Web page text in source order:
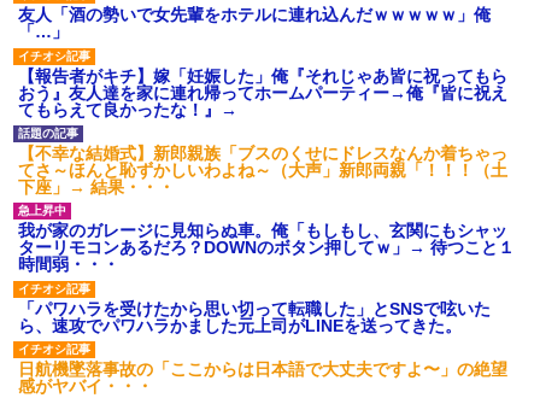
友人「酒の勢いで女先輩をホテルに連れ込んだｗｗｗｗｗ」俺
「…」
【報告者がキチ】嫁「妊娠した」俺『それじゃあ皆に祝ってもら
おう』友人達を家に連れ帰ってホームパーティー→俺『皆に祝え
てもらえて良かったな！』→
【不幸な結婚式】新郎親族「ブスのくせにドレスなんか着ちゃっ
てさ～ほんと恥ずかしいわよね～（大声」新郎両親「！！！（土
下座」→ 結果・・・
我が家のガレージに見知らぬ車。俺「もしもし、玄関にもシャッ
ターリモコンあるだろ？DOWNのボタン押してｗ」→ 待つこと１
時間弱・・・
「パワハラを受けたから思い切って転職した」とSNSで呟いた
ら、速攻でパワハラかました元上司がLINEを送ってきた。
日航機墜落事故の「ここからは日本語で大丈夫ですよ〜」の絶望
感がヤバイ・・・